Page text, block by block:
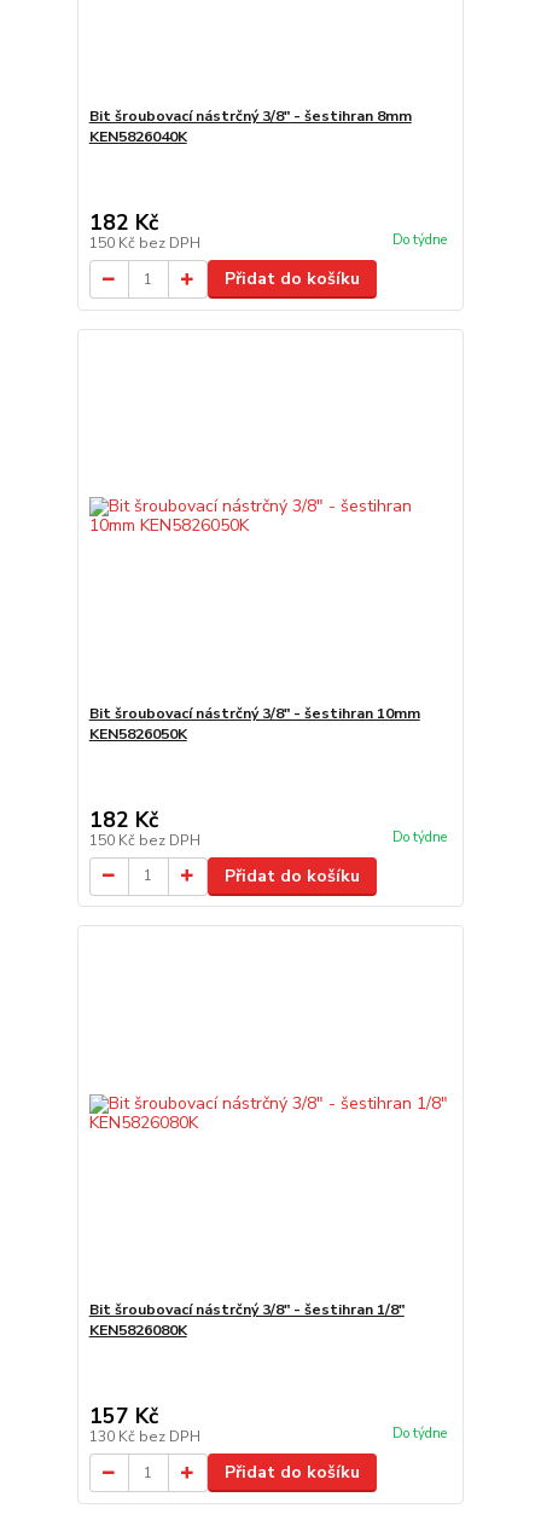
Bit šroubovací nástrčný 3/8" - šestihran 8mm
KEN5826040K
182 Kč
150 Kč bez DPH Do týdne
Přidat do košíku
Bit šroubovací nástrčný 3/8" - šestihran 10mm
KEN5826050K
182 Kč
150 Kč bez DPH Do týdne
Přidat do košíku
Bit šroubovací nástrčný 3/8" - šestihran 1/8"
KEN5826080K
157 Kč
130 Kč bez DPH Do týdne
Přidat do košíku